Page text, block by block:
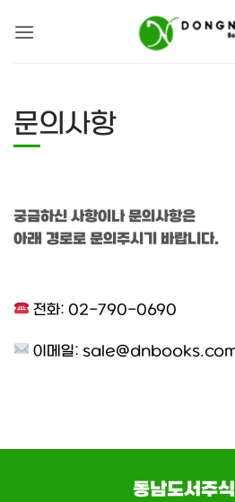
to
문의사항
궁금하신 사항이나 문의사항은
아래 경로로 문의주시기 바랍니다.
전화: 02-790-0690
이메일:
동남도서주